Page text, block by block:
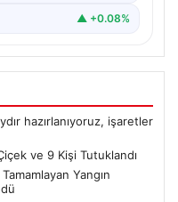
▲ +0.08%
hazırlanıyoruz, işaretler
ve 9 Kişi Tutuklandı
Yangın